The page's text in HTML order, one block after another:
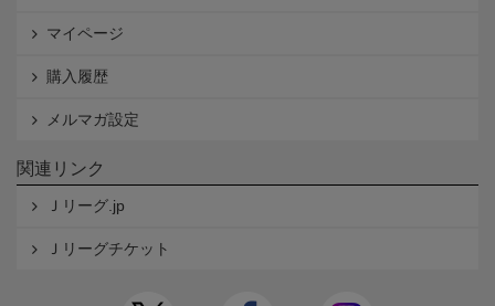
マイページ
購入履歴
メルマガ設定
関連リンク
Ｊリーグ.jp
Ｊリーグチケット